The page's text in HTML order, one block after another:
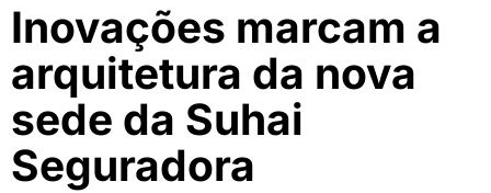
Inovações marcam a
arquitetura da nova
sede da Suhai
Seguradora